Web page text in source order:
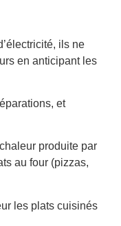
ils ne
en anticipant les
et
produite par
au four (pizzas,
les plats cuisinés